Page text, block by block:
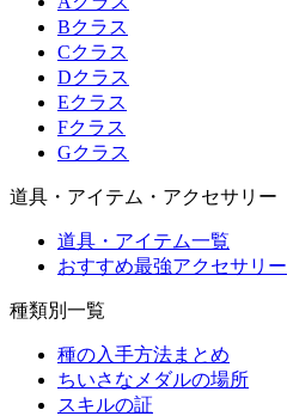
Bクラス
Cクラス
Dクラス
Eクラス
Fクラス
Gクラス
道具・アイテム・アクセサリー
道具・アイテム一覧
おすすめ最強アクセサリー
種類別一覧
種の入手方法まとめ
ちいさなメダルの場所
スキルの証